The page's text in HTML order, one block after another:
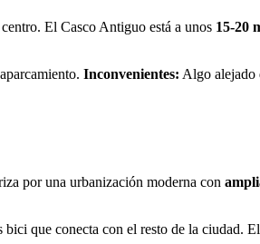
El Casco Antiguo está a unos 15-20
Inconvenientes: Algo alejado
por una urbanización moderna con
que conecta con el resto de la ciudad.